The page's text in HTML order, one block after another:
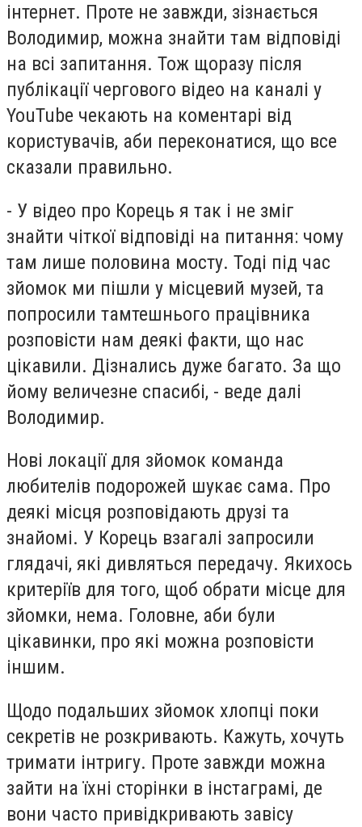
інтернет. Проте не завжди, зізнається
Володимир, можна знайти там відповіді
на всі запитання. Тож щоразу після
публікації чергового відео на каналі у
YouTube чекають на коментарі від
користувачів, аби переконатися, що все
сказали правильно.
- У відео про Корець я так і не зміг
знайти чіткої відповіді на питання: чому
там лише половина мосту. Тоді під час
зйомок ми пішли у місцевий музей, та
попросили тамтешнього працівника
розповісти нам деякі факти, що нас
цікавили. Дізнались дуже багато. За що
йому величезне спасибі, - веде далі
Володимир.
Нові локації для зйомок команда
любителів подорожей шукає сама. Про
деякі місця розповідають друзі та
знайомі. У Корець взагалі запросили
глядачі, які дивляться передачу. Якихось
критеріїв для того, щоб обрати місце для
зйомки, нема. Головне, аби були
цікавинки, про які можна розповісти
іншим.
Щодо подальших зйомок хлопці поки
секретів не розкривають. Кажуть, хочуть
тримати інтригу. Проте завжди можна
зайти на їхні сторінки в інстаграмі, де
вони часто привідкривають завісу